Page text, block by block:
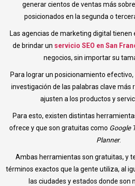
generar cientos de ventas más
posicionados en la segunda o
Las agencias de marketing digital
de brindar un servicio SEO en San
negocios, sin importar su
Para lograr un posicionamiento efectivo,
investigación de las palabras clave más
ajusten a los productos y
Para esto, existen distintas
ofrece y que son gratuitas como Google
Planner.
Ambas herramientas son gratuitas, y
términos exactos que la gente utiliza, al
las ciudades y estados donde son